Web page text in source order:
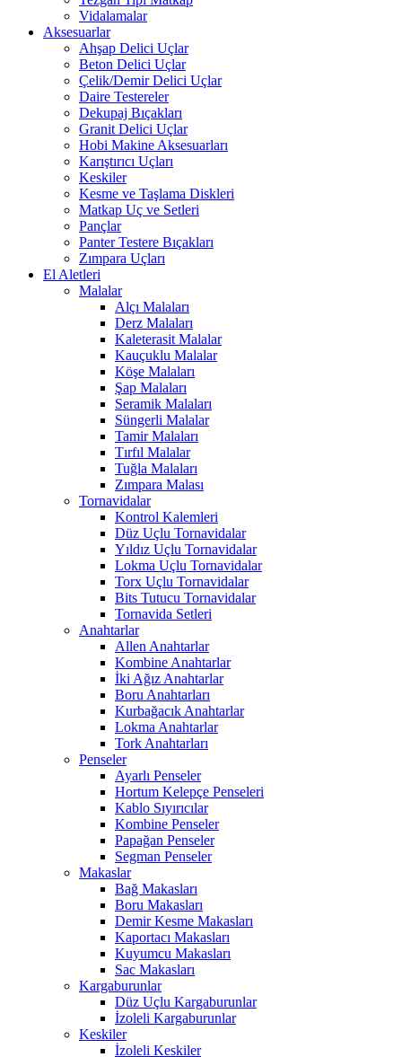
Vidalamalar
Aksesuarlar
Ahşap Delici Uçlar
Beton Delici Uçlar
Çelik/Demir Delici Uçlar
Daire Testereler
Dekupaj Bıçakları
Granit Delici Uçlar
Hobi Makine Aksesuarları
Karıştırıcı Uçları
Keskiler
Kesme ve Taşlama Diskleri
Matkap Uç ve Setleri
Pançlar
Panter Testere Bıçakları
Zımpara Uçları
El Aletleri
Malalar
Alçı Malaları
Derz Malaları
Kaleterasit Malalar
Kauçuklu Malalar
Köşe Malaları
Şap Malaları
Seramik Malaları
Süngerli Malalar
Tamir Malaları
Tırfıl Malalar
Tuğla Malaları
Zımpara Malası
Tornavidalar
Kontrol Kalemleri
Düz Uçlu Tornavidalar
Yıldız Uçlu Tornavidalar
Lokma Uçlu Tornavidalar
Torx Uçlu Tornavidalar
Bits Tutucu Tornavidalar
Tornavida Setleri
Anahtarlar
Allen Anahtarlar
Kombine Anahtarlar
İki Ağız Anahtarlar
Boru Anahtarları
Kurbağacık Anahtarlar
Lokma Anahtarlar
Tork Anahtarları
Penseler
Ayarlı Penseler
Hortum Kelepçe Penseleri
Kablo Sıyırıcılar
Kombine Penseler
Papağan Penseler
Segman Penseler
Makaslar
Bağ Makasları
Boru Makasları
Demir Kesme Makasları
Kaportacı Makasları
Kuyumcu Makasları
Sac Makasları
Kargaburunlar
Düz Uçlu Kargaburunlar
İzoleli Kargaburunlar
Keskiler
İzoleli Keskiler